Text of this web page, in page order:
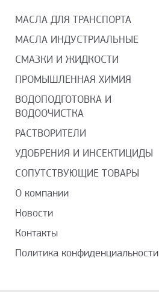
МАСЛА ДЛЯ ТРАНСПОРТА
МАСЛА ИНДУСТРИАЛЬНЫЕ
СМАЗКИ И ЖИДКОСТИ
ПРОМЫШЛЕННАЯ ХИМИЯ
ВОДОПОДГОТОВКА И
ВОДООЧИСТКА
РАСТВОРИТЕЛИ
УДОБРЕНИЯ И ИНСЕКТИЦИДЫ
СОПУТСТВУЮЩИЕ ТОВАРЫ
О компании
Новости
Контакты
Политика конфиденциальности